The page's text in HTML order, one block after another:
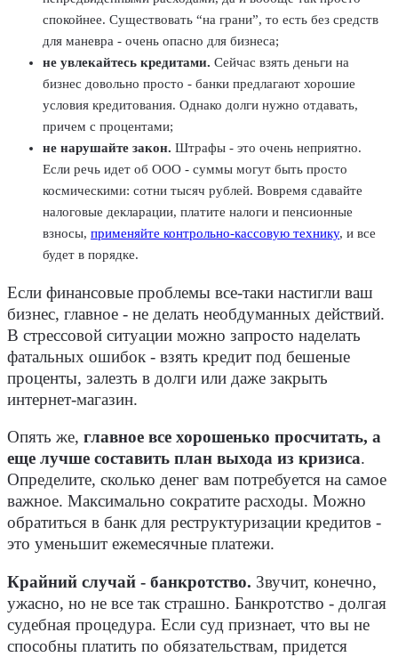
спокойнее. Существовать “на грани”, то есть без средств
для маневра - очень опасно для бизнеса;
не увлекайтесь кредитами. Сейчас взять деньги на
бизнес довольно просто - банки предлагают хорошие
условия кредитования. Однако долги нужно отдавать,
причем с процентами;
не нарушайте закон. Штрафы - это очень неприятно.
Если речь идет об ООО - суммы могут быть просто
космическими: сотни тысяч рублей. Вовремя сдавайте
налоговые декларации, платите налоги и пенсионные
взносы, применяйте контрольно-кассовую технику, и все
будет в порядке.
Если финансовые проблемы все-таки настигли ваш
бизнес, главное - не делать необдуманных действий.
В стрессовой ситуации можно запросто наделать
фатальных ошибок - взять кредит под бешеные
проценты, залезть в долги или даже закрыть
интернет-магазин.
Опять же, главное все хорошенько просчитать, а
еще лучше составить план выхода из кризиса.
Определите, сколько денег вам потребуется на самое
важное. Максимально сократите расходы. Можно
обратиться в банк для реструктуризации кредитов -
это уменьшит ежемесячные платежи.
Крайний случай - банкротство. Звучит, конечно,
ужасно, но не все так страшно. Банкротство - долгая
судебная процедура. Если суд признает, что вы не
способны платить по обязательствам, придется